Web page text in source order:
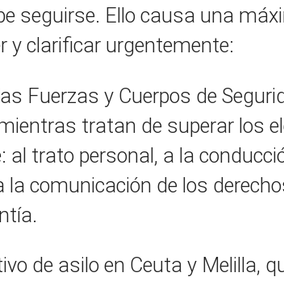
seguirse. Ello causa una
y clarificar urgentemente:
Fuerzas y Cuerpos de
tratan de superar los
al trato personal, a la
la comunicación de los
de asilo en Ceuta y Melilla,